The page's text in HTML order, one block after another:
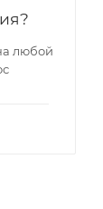
любой